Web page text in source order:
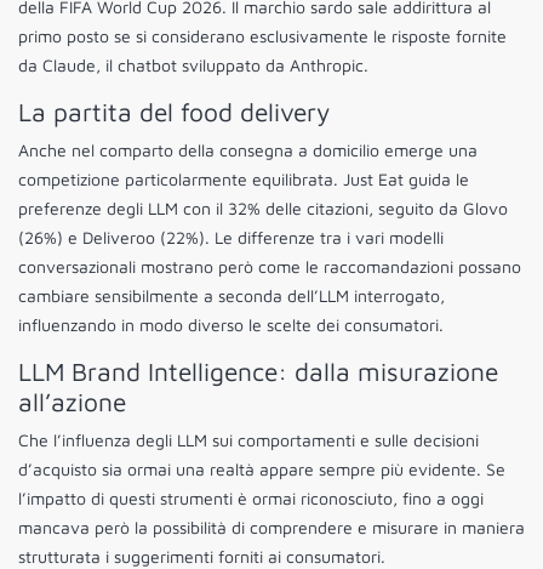
della FIFA World Cup 2026. Il marchio sardo sale addirittura al
primo posto se si considerano esclusivamente le risposte fornite
da Claude, il chatbot sviluppato da Anthropic.
La partita del food delivery
Anche nel comparto della consegna a domicilio emerge una
competizione particolarmente equilibrata. Just Eat guida le
preferenze degli LLM con il 32% delle citazioni, seguito da Glovo
(26%) e Deliveroo (22%). Le differenze tra i vari modelli
conversazionali mostrano però come le raccomandazioni possano
cambiare sensibilmente a seconda dell’LLM interrogato,
influenzando in modo diverso le scelte dei consumatori.
LLM Brand Intelligence: dalla misurazione
all’azione
Che l’influenza degli LLM sui comportamenti e sulle decisioni
d’acquisto sia ormai una realtà appare sempre più evidente. Se
l’impatto di questi strumenti è ormai riconosciuto, fino a oggi
mancava però la possibilità di comprendere e misurare in maniera
strutturata i suggerimenti forniti ai consumatori.